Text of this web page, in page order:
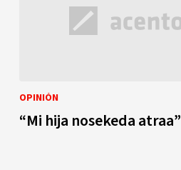
OPINIÓN
“Mi hija nosekeda atraa”